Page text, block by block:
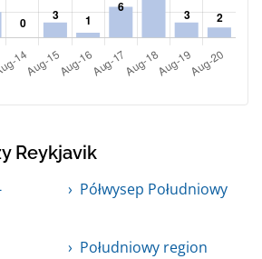
Reykjavik
Półwysep Południowy
Południowy region